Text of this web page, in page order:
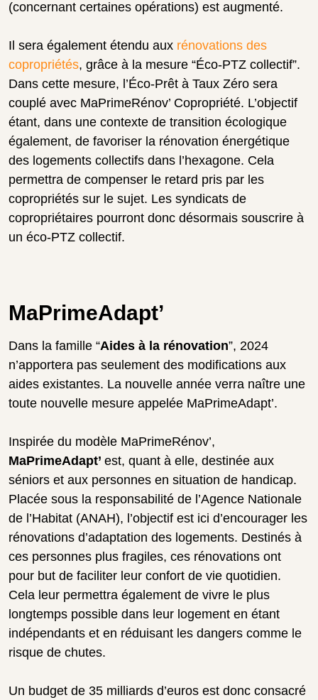
(concernant certaines opérations) est augmenté.
Il sera également étendu aux rénovations des
copropriétés, grâce à la mesure “Éco-PTZ collectif”.
Dans cette mesure, l’Éco-Prêt à Taux Zéro sera
couplé avec MaPrimeRénov’ Copropriété. L’objectif
étant, dans une contexte de transition écologique
également, de favoriser la rénovation énergétique
des logements collectifs dans l’hexagone. Cela
permettra de compenser le retard pris par les
copropriétés sur le sujet. Les syndicats de
copropriétaires pourront donc désormais souscrire à
un éco-PTZ collectif.
MaPrimeAdapt’
Dans la famille “Aides à la rénovation”, 2024
n’apportera pas seulement des modifications aux
aides existantes. La nouvelle année verra naître une
toute nouvelle mesure appelée MaPrimeAdapt’.
Inspirée du modèle MaPrimeRénov’,
MaPrimeAdapt’ est, quant à elle, destinée aux
séniors et aux personnes en situation de handicap.
Placée sous la responsabilité de l’Agence Nationale
de l’Habitat (ANAH), l’objectif est ici d’encourager les
rénovations d’adaptation des logements. Destinés à
ces personnes plus fragiles, ces rénovations ont
pour but de faciliter leur confort de vie quotidien.
Cela leur permettra également de vivre le plus
longtemps possible dans leur logement en étant
indépendants et en réduisant les dangers comme le
risque de chutes.
Un budget de 35 milliards d’euros est donc consacré